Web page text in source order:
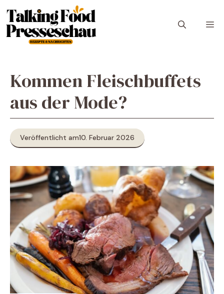
Inhalt
springen
Kommen Fleischbuffets
aus der Mode?
Veröffentlicht am10. Februar 2026